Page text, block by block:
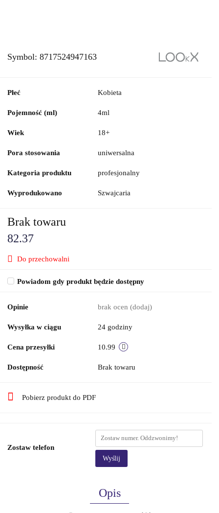
Symbol: 8717524947163
Płeć Kobieta
Pojemność (ml) 4ml
Wiek 18+
Pora stosowania uniwersalna
Kategoria produktu profesjonalny
Wyprodukowano Szwajcaria
Brak towaru
82.37
Do przechowalni
Powiadom gdy produkt będzie dostępny
Opinie brak ocen (dodaj)
Wysyłka w ciągu 24 godziny
Cena przesyłki 10.99
Dostępność Brak towaru
Pobierz produkt do PDF
Zostaw telefon
Wyślij
Opis